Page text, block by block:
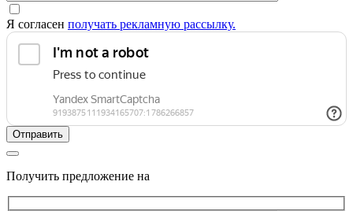
Я согласен получать рекламную рассылку.
Получить предложение на